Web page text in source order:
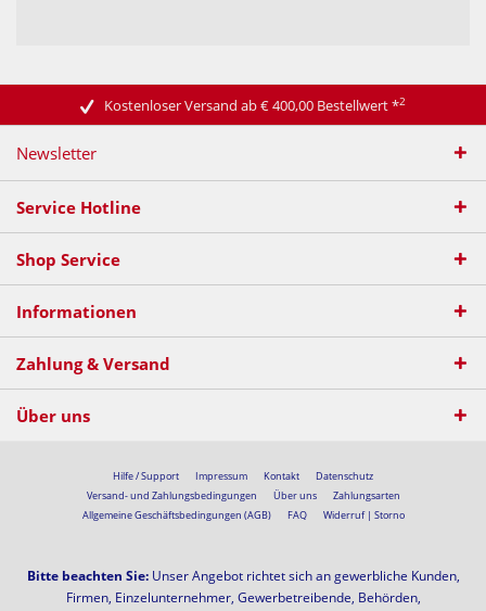
Kostenloser Versand ab € 400,00 Bestellwert*2
Newsletter
Service Hotline
Shop Service
Informationen
Zahlung & Versand
Über uns
Hilfe / Support Impressum Kontakt
Datenschutz
Versand- und Zahlungsbedingungen
Über uns
Zahlungsarten
Allgemeine Geschäftsbedingungen (AGB)
FAQ Widerruf | Storno
Bitte beachten Sie:Unser Angebot richtet sich an gewerbliche Kunden,
Firmen, Einzelunternehmer, Gewerbetreibende, Behörden,